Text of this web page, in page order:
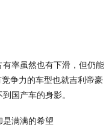
率虽然也有下滑，但仍能
争力的车型也就吉利帝豪
国产车的身影。